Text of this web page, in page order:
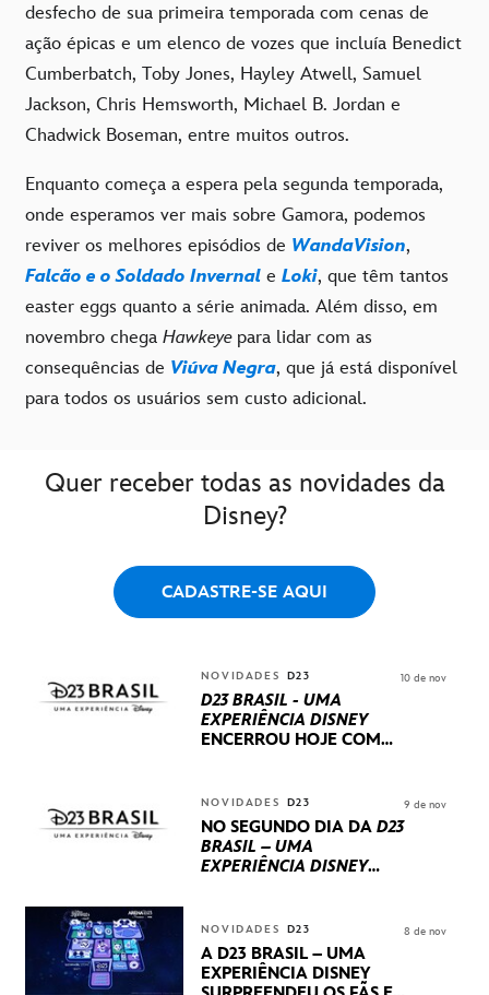
desfecho de sua primeira temporada com cenas de
ação épicas e um elenco de vozes que incluía Benedict
Cumberbatch, Toby Jones, Hayley Atwell, Samuel
Jackson, Chris Hemsworth, Michael B. Jordan e
Chadwick Boseman, entre muitos outros.
Enquanto começa a espera pela segunda temporada,
onde esperamos ver mais sobre Gamora, podemos
reviver os melhores episódios de WandaVision,
Falcão e o Soldado Invernal e Loki, que têm tantos
easter eggs quanto a série animada. Além disso, em
novembro chega Hawkeye para lidar com as
consequências de Viúva Negra, que já está disponível
para todos os usuários sem custo adicional.
Quer receber todas as novidades da
Disney?
CADASTRE-SE AQUI
NOVIDADES D23
D23 BRASIL - UMA
EXPERIÊNCIA DISNEY
ENCERROU HOJE COM
INTERNACIONAIS E
PRODUÇÕES BRASILEIRAS
10 de nov
NOVIDADES D23
NO SEGUNDO DIA DA D23
BRASIL – UMA
EXPERIÊNCIA DISNEY
STUDIOS REVELARAM
PRÉVIAS E NOVIDADES
DOS SEUS PRÓXIMOS
LANÇAMENTOS
9 de nov
NOVIDADES D23
A D23 BRASIL – UMA
EXPERIÊNCIA DISNEY
8 de nov